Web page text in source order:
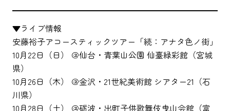
▼ライブ情報
安藤裕子アコースティックツアー「続：アナタ色ノ街」
10月22日（日） ＠仙台・青葉山公園 仙臺緑彩館（宮城
県）
10月26日（木） ＠金沢・21世紀美術館 シアター21（石
川県）
10月28日（土） ＠砺波・出町子供歌舞伎曳山会館（富